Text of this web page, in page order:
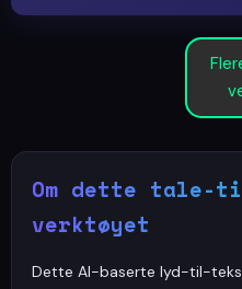
Om dette tale-
verktøyet
Dette AI-baserte lyd-til-